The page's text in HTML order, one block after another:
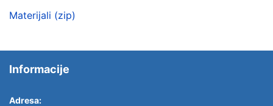
Materijali (zip)
Informacije
Adresa: